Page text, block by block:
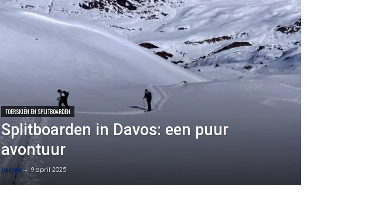
TOERSKIËN EN SPLITBOARDEN
Splitboarden in Davos: een puur
avontuur
Jurjen - 9 april 2025